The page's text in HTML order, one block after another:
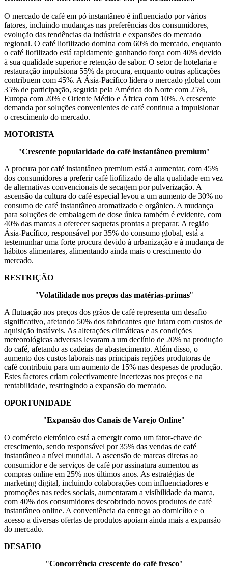
O mercado de café em pó instantâneo é influenciado por vários
fatores, incluindo mudanças nas preferências dos consumidores,
evolução das tendências da indústria e expansões do mercado
regional. O café liofilizado domina com 60% do mercado, enquanto
o café liofilizado está rapidamente ganhando força com 40% devido
à sua qualidade superior e retenção de sabor. O setor de hotelaria e
restauração impulsiona 55% da procura, enquanto outras aplicações
contribuem com 45%. A Ásia-Pacífico lidera o mercado global com
35% de participação, seguida pela América do Norte com 25%,
Europa com 20% e Oriente Médio e África com 10%. A crescente
demanda por soluções convenientes de café continua a impulsionar
o crescimento do mercado.
MOTORISTA
"Crescente popularidade do café instantâneo premium"
A procura por café instantâneo premium está a aumentar, com 45%
dos consumidores a preferir café liofilizado de alta qualidade em vez
de alternativas convencionais de secagem por pulverização. A
ascensão da cultura do café especial levou a um aumento de 30% no
consumo de café instantâneo aromatizado e orgânico. A mudança
para soluções de embalagem de dose única também é evidente, com
40% das marcas a oferecer saquetas prontas a preparar. A região
Ásia-Pacífico, responsável por 35% do consumo global, está a
testemunhar uma forte procura devido à urbanização e à mudança de
hábitos alimentares, alimentando ainda mais o crescimento do
mercado.
RESTRIÇÃO
"Volatilidade nos preços das matérias-primas"
A flutuação nos preços dos grãos de café representa um desafio
significativo, afetando 50% dos fabricantes que lutam com custos de
aquisição instáveis. As alterações climáticas e as condições
meteorológicas adversas levaram a um declínio de 20% na produção
do café, afetando as cadeias de abastecimento. Além disso, o
aumento dos custos laborais nas principais regiões produtoras de
café contribuiu para um aumento de 15% nas despesas de produção.
Estes factores criam colectivamente incertezas nos preços e na
rentabilidade, restringindo a expansão do mercado.
OPORTUNIDADE
"Expansão dos Canais de Varejo Online"
O comércio eletrónico está a emergir como um fator-chave de
crescimento, sendo responsável por 35% das vendas de café
instantâneo a nível mundial. A ascensão de marcas diretas ao
consumidor e de serviços de café por assinatura aumentou as
compras online em 25% nos últimos anos. As estratégias de
marketing digital, incluindo colaborações com influenciadores e
promoções nas redes sociais, aumentaram a visibilidade da marca,
com 40% dos consumidores descobrindo novos produtos de café
instantâneo online. A conveniência da entrega ao domicílio e o
acesso a diversas ofertas de produtos apoiam ainda mais a expansão
do mercado.
DESAFIO
"Concorrência crescente do café fresco"